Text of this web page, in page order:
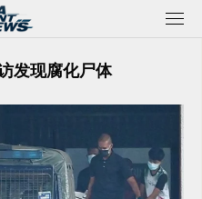
发现腐化尸体